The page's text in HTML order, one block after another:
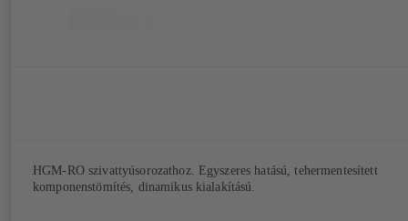
HGM-RO szivattyúsorozathoz. Egyszeres hatású, tehermentesített
komponenstömítés, dinamikus kialakítású.